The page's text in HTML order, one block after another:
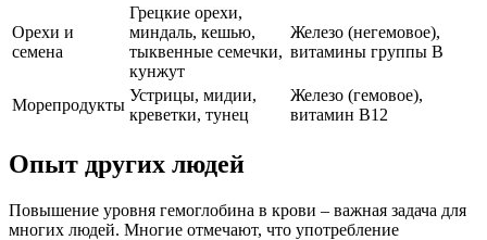
Орехи и
семена
Грецкие орехи,
миндаль, кешью,
тыквенные семечки,
кунжут
Железо (негемовое),
витамины группы B
Морепродукты
Устрицы, мидии,
креветки, тунец
Железо (гемовое),
витамин B12
Опыт других людей
Повышение уровня гемоглобина в крови – важная задача для
многих людей. Многие отмечают, что употребление